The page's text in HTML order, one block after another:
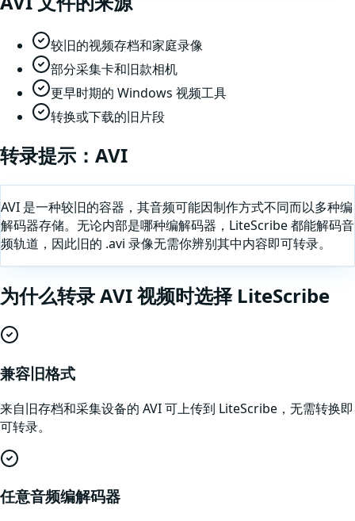
较旧的视频存档和家庭录像
部分采集卡和旧款相机
更早时期的 Windows 视频工具
转换或下载的旧片段
转录提示： AVI
AVI 是一种较旧的容器，其音频可能因制作方式不同而以多种编
解码器存储。无论内部是哪种编解码器，LiteScribe 都能解码音
频轨道，因此旧的 .avi 录像无需你辨别其中内容即可转录。
为什么转录AVI视频时选择 LiteScribe
兼容旧格式
来自旧存档和采集设备的 AVI 可上传到 LiteScribe，无需转换即
可转录。
任意音频编解码器